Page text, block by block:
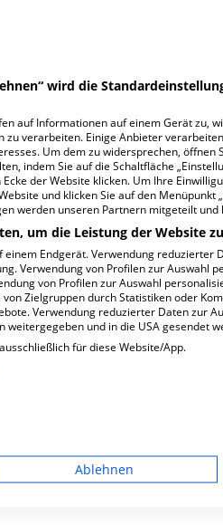
1 ist ein medizinisches
wird die
auf Informationen auf einem Gerät zu,
verarbeiten. Einige Anbieter
Um dem zu widersprechen, öffnen
indem Sie auf die Schaltfläche
der Website klicken. Um Ihre
und klicken Sie auf den Menüpunkt
werden unseren Partnern mitgeteilt
um die Leistung der Website
Endgerät. Verwendung reduzierter
Verwendung von Profilen zur Auswahl
von Profilen zur Auswahl
Zielgruppen durch Statistiken oder
Verwendung reduzierter Daten zur
und in die USA gesendet
für diese Website/App.
von Werbeanzeigen
Ablehnen